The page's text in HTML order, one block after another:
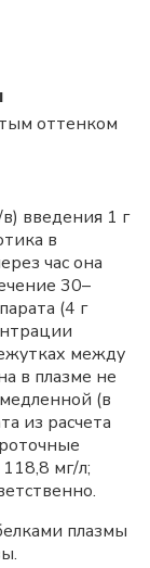
оттенком
введения 1 г
в
час она
30–
(4 г
между
в плазме не
(в
из расчета
мг/л;
плазмы